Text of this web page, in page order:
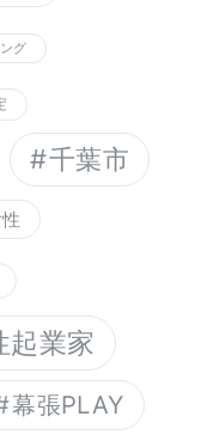
グ
千葉市
起業家
幕張PLAY